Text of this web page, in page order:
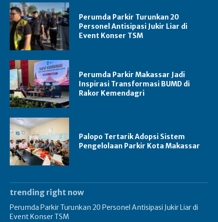
Perumda Parkir Turunkan 20
Personel Antisipasi Jukir Liar di
Event Konser TSM
Perumda Parkir Makassar Jadi
Inspirasi Transformasi BUMD di
Rakor Kemendagri
Palopo Tertarik Adopsi Sistem
Pengelolaan Parkir Kota Makassar
trending right now
Perumda Parkir Turunkan 20 Personel Antisipasi Jukir Liar di
Event Konser TSM